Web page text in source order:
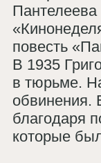
повесть
В 1935
в тюрьме.
обвинения.
благодаря
которые